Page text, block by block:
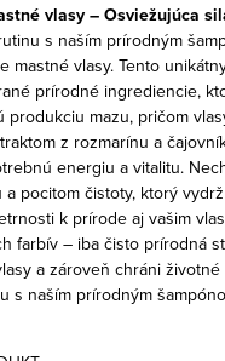
vlasy – Osviežujúca
s naším prírodným
mastné vlasy. Tento
prírodné ingrediencie,
mazu, pričom
z rozmarínu a
energiu a vitalitu.
pocitom čistoty, ktorý
k prírode aj vašim
farbív – iba čisto prírodná
a zároveň chráni
s naším prírodným